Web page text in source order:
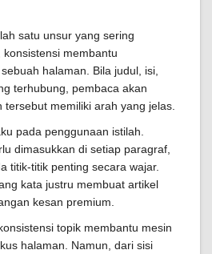
satu unsur yang sering
membantu
halaman. Bila judul, isi,
terhubung, pembaca akan
tersebut memiliki arah yang jelas.
pada penggunaan istilah.
dimasukkan di setiap paragraf,
titik-titik penting secara wajar.
kata justru membuat artikel
kesan premium.
topik membantu mesin
halaman. Namun, dari sisi